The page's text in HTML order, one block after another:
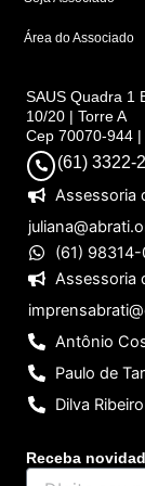
Área do Associado
SAUS Quadra 1
10/20 | Torre A
Cep 70070-944
(61) 3322-
Assessoria
(61) 98314-
Assessoria
Antônio
Paulo de
Dilva
Receba
DIgite